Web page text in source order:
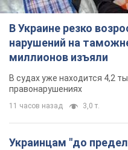
В Украине резко
нарушений на
миллионов изъяли
В судах уже находится 4,2
правонарушениях
11 часов назад 3,0 т.
Украинцам "до